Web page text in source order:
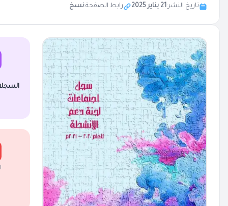
تاريخ النشر:21 يناير 2025 رابط الصفحة:نسخ